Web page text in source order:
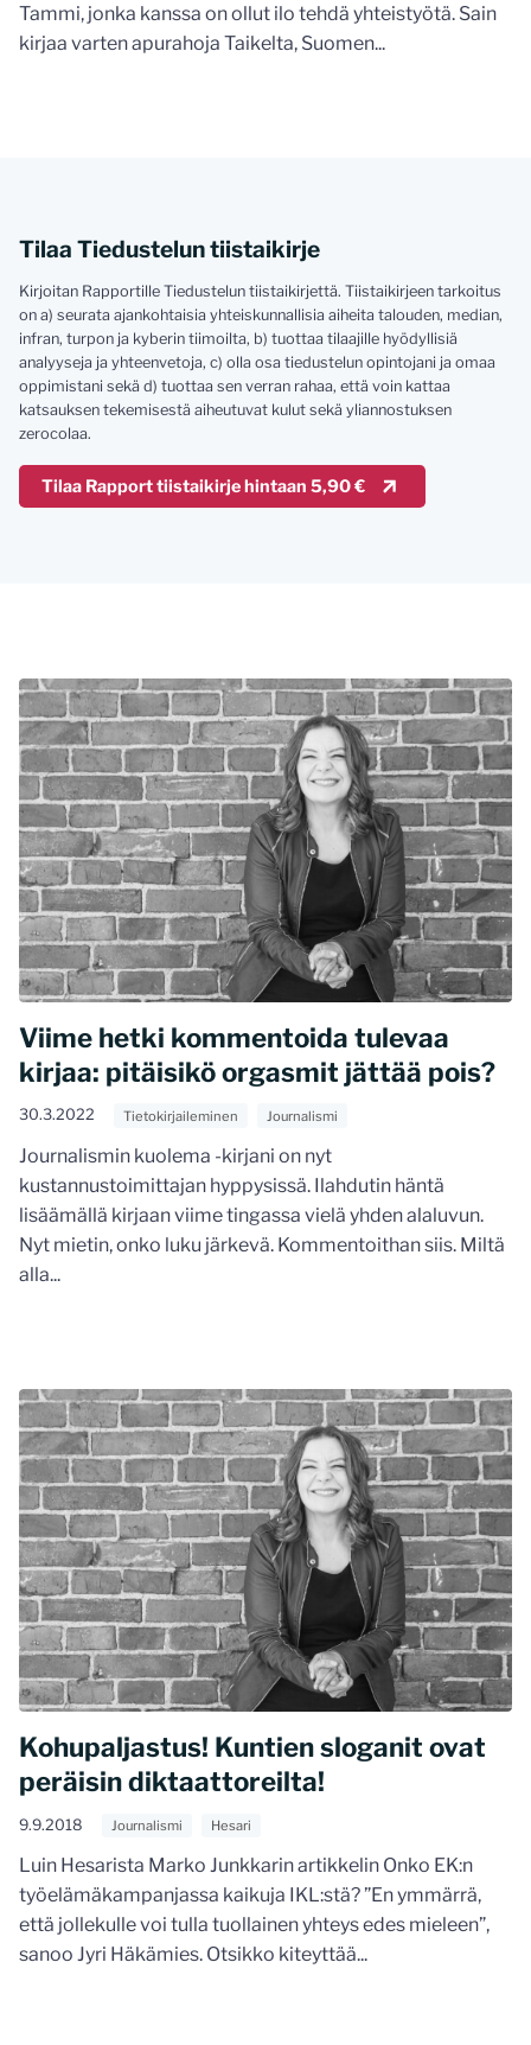
Tammi, jonka kanssa on ollut ilo tehdä yhteistyötä. Sain
kirjaa varten apurahoja Taikelta, Suomen...
Tilaa Tiedustelun tiistaikirje
Kirjoitan Rapportille Tiedustelun tiistaikirjettä. Tiistaikirjeen tarkoitus
on a) seurata ajankohtaisia yhteiskunnallisia aiheita talouden, median,
infran, turpon ja kyberin tiimoilta, b) tuottaa tilaajille hyödyllisiä
analyyseja ja yhteenvetoja, c) olla osa tiedustelun opintojani ja omaa
oppimistani sekä d) tuottaa sen verran rahaa, että voin kattaa
katsauksen tekemisestä aiheutuvat kulut sekä yliannostuksen
zerocolaa.
Tilaa Rapport tiistaikirje hintaan 5,90 €
Viime hetki kommentoida tulevaa
kirjaa: pitäisikö orgasmit jättää pois?
30.3.2022 Tietokirjaileminen Journalismi
Journalismin kuolema -kirjani on nyt
kustannustoimittajan hyppysissä. Ilahdutin häntä
lisäämällä kirjaan viime tingassa vielä yhden alaluvun.
Nyt mietin, onko luku järkevä. Kommentoithan siis. Miltä
alla...
Kohupaljastus! Kuntien sloganit ovat
peräisin diktaattoreilta!
9.9.2018 Journalismi Hesari
Luin Hesarista Marko Junkkarin artikkelin Onko EK:n
työelämäkampanjassa kaikuja IKL:stä? ”En ymmärrä,
että jollekulle voi tulla tuollainen yhteys edes mieleen”,
sanoo Jyri Häkämies. Otsikko kiteyttää...